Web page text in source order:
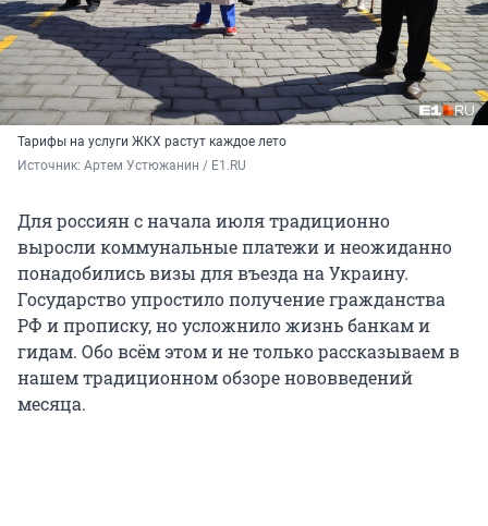
Тарифы на услуги ЖКХ растут каждое лето
Источник: Артем Устюжанин / E1.RU
Для россиян с начала июля традиционно
выросли коммунальные платежи и неожиданно
понадобились визы для въезда на Украину.
Государство упростило получение гражданства
РФ и прописку, но усложнило жизнь банкам и
гидам. Обо всём этом и не только рассказываем в
нашем традиционном обзоре нововведений
месяца.